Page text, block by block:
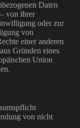
Daten
von ihrer
oder zur
von
einer anderen
Gründen eines
Union
von nicht